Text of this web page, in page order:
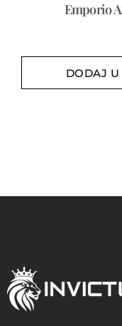
Emporio
DODAJ U